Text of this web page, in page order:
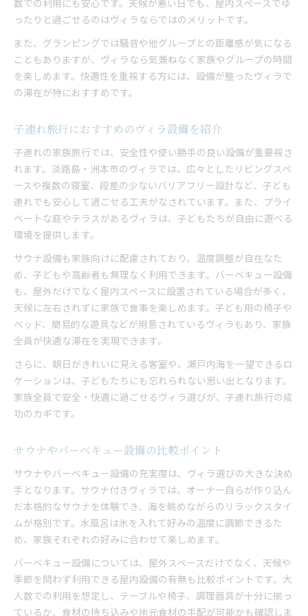
数での利用にも安心です。天候が悪い日でも、屋内スペースでゆ
ったりと過ごせるのはヴィラならではのメリットです。
また、グランピングでは騒音や他グループとの距離感が気になる
こともありますが、ヴィラなら気兼ねなく家族やグループの時間
を楽しめます。快適性を重視する方には、設備が整ったヴィラで
の滞在が特におすすめです。
子連れ旅行におすすめのヴィラ設備を紹介
子連れの家族旅行では、安全性や使い勝手の良い設備が重要視さ
れます。淡路島・洲本市のヴィラでは、広々としたリビングスペ
ースや複数の寝室、段差の少ないバリアフリー設計など、子ども
連れでも安心して過ごせる工夫がなされています。また、プライ
ベートな庭やテラスがあるヴィラは、子どもたちが自由に遊べる
環境を提供します。
サウナ設備も家族向けに配慮されており、温度調整が自在なた
め、子どもや高齢者も無理なく利用できます。バーベキュー設備
も、屋外だけでなく屋内スペースに設置されている場合が多く、
天候に左右されずに家族で食事を楽しめます。子ども用の椅子や
ベッド、簡易的な遊具などが用意されているヴィラもあり、家族
全員が快適な滞在を実現できます。
さらに、朝日がきれいに見える客室や、瀬戸内海を一望できるロ
ケーションは、子どもたちにも忘れられない思い出となります。
家族全員で安全・快適に過ごせるヴィラ選びが、子連れ旅行の成
功のカギです。
サウナやバーベキュー設備の比較ポイント
サウナやバーベキュー設備の充実度は、ヴィラ選びの大きな決め
手となります。サウナ付きヴィラでは、オーナー自らが作り込ん
だ本格的なサウナを体験でき、海を眺めながらのリラックスタイ
ムが格別です。水風呂は氷を入れて好みの温度に調節できるた
め、家族それぞれの好みに合わせて楽しめます。
バーベキュー設備については、屋外スペースだけでなく、天候や
季節を問わず利用できる屋内設備の有無も比較ポイントです。大
人数での利用を想定し、テーブルや椅子、調理器具が十分に揃っ
ているか、食材の持ち込みや地元食材の手配が可能かも確認しま